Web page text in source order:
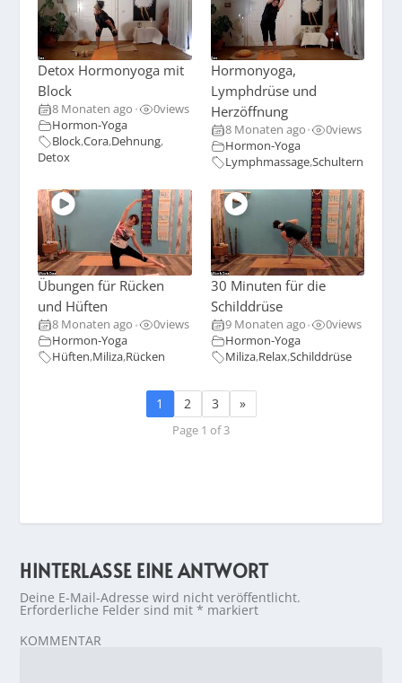
Detox Hormonyoga mit
Block
8 Monaten ago • 0views
Hormon-Yoga
Block,Cora,Dehnung,
Detox
Hormonyoga,
Lymphdrüse und
Herzöffnung
8 Monaten ago • 0views
Hormon-Yoga
Lymphmassage,Schultern
Übungen für Rücken
und Hüften
8 Monaten ago • 0views
Hormon-Yoga
Hüften,Miliza,Rücken
30 Minuten für die
Schilddrüse
9 Monaten ago • 0views
Hormon-Yoga
Miliza,Relax,Schilddrüse
1 2 3 »
Page 1 of 3
HINTERLASSE EINE ANTWORT
Deine E-Mail-Adresse wird nicht veröffentlicht.
Erforderliche Felder sind mit* markiert
KOMMENTAR